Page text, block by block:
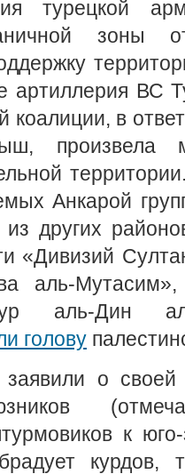
турецкой
зоны
артиллерия ВС
коалиции, в
произвела
Анкарой
других
«Дивизий
аль-
аль-Дин
голову
о своей
к
курдов,